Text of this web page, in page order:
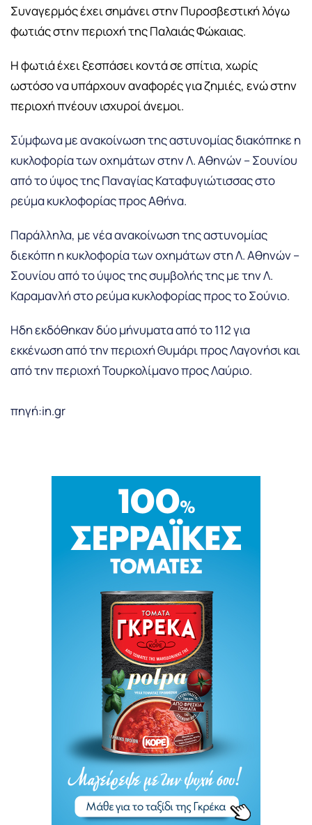
Συναγερμός έχει σημάνει στην Πυροσβεστική λόγω
φωτιάς στην περιοχή της Παλαιάς Φώκαιας.
Η φωτιά έχει ξεσπάσει κοντά σε σπίτια, χωρίς
ωστόσο να υπάρχουν αναφορές για ζημιές, ενώ στην
περιοχή πνέουν ισχυροί άνεμοι.
Σύμφωνα με ανακοίνωση της αστυνομίας διακόπηκε η
κυκλοφορία των οχημάτων στην Λ. Αθηνών – Σουνίου
από το ύψος της Παναγίας Καταφυγιώτισσας στο
ρεύμα κυκλοφορίας προς Αθήνα.
Παράλληλα, με νέα ανακοίνωση της αστυνομίας
διεκόπη η κυκλοφορία των οχημάτων στη Λ. Αθηνών –
Σουνίου από το ύψος της συμβολής της με την Λ.
Καραμανλή στο ρεύμα κυκλοφορίας προς το Σούνιο.
Ηδη εκδόθηκαν δύο μήνυματα από το 112 για
εκκένωση από την περιοχή Θυμάρι προς Λαγονήσι και
από την περιοχή Τουρκολίμανο προς Λαύριο.
πηγή:in.gr